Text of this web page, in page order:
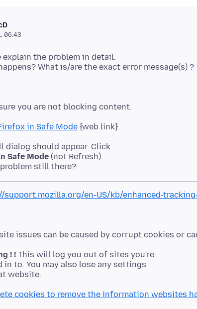
06:43
explain the problem in detail.
in Safe Mode
Safe Mode (not Refresh).
support.mozilla.org/en-US/kb/enhanced-
! ! This will log you out of sites you're
in to. You may also lose any settings
cookies to remove the information websites